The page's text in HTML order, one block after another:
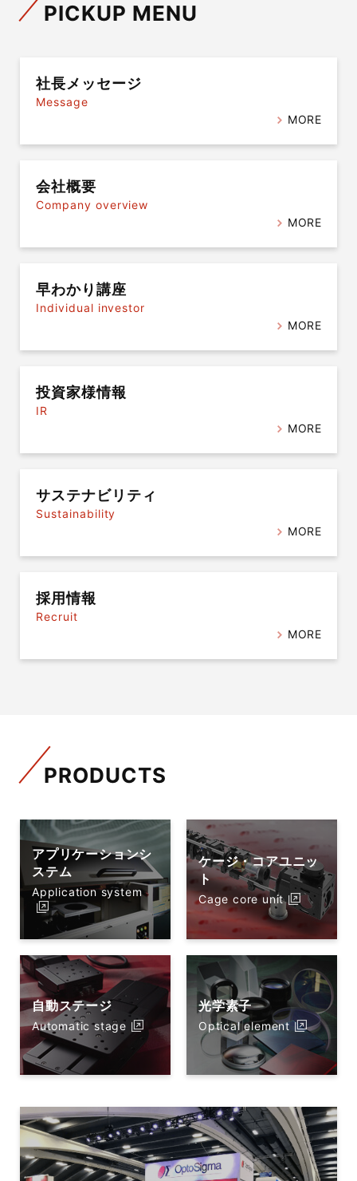
PICKUP MENU
社長メッセージ
Message
MORE
会社概要
Company overview
MORE
早わかり講座
Individual investor
MORE
投資家様情報
IR
MORE
サステナビリティ
Sustainability
MORE
採用情報
Recruit
MORE
PRODUCTS
アプリケーションシ
ステム
Application system
ケージ・コアユニッ
ト
Cage core unit
自動ステージ
Automatic stage
光学素子
Optical element